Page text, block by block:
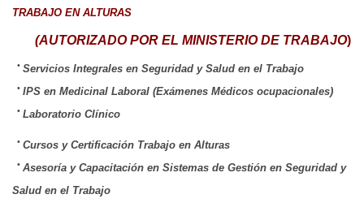
TRABAJO EN ALTURAS
(AUTORIZADO POR EL MINISTERIO DE TRABAJO)
• Servicios Integrales en Seguridad y Salud en el Trabajo
• IPS en Medicinal Laboral (Exámenes Médicos ocupacionales)
• Laboratorio Clínico
• Cursos y Certificación Trabajo en Alturas
• Asesoría y Capacitación en Sistemas de Gestión en Seguridad y
Salud en el Trabajo